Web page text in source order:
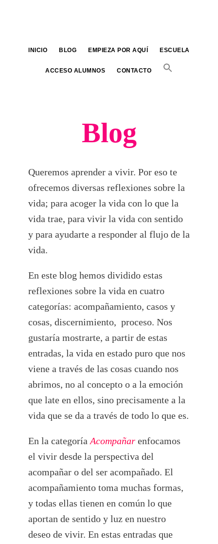
INICIO BLOG EMPIEZA POR AQUÍ ESCUELA
ACCESO ALUMNOS CONTACTO
Blog
Queremos aprender a vivir. Por eso te
ofrecemos diversas reflexiones sobre la
vida; para acoger la vida con lo que la
vida trae, para vivir la vida con sentido
y para ayudarte a responder al flujo de la
vida.
En este blog hemos dividido estas
reflexiones sobre la vida en cuatro
categorías: acompañamiento, casos y
cosas, discernimiento, proceso. Nos
gustaría mostrarte, a partir de estas
entradas, la vida en estado puro que nos
viene a través de las cosas cuando nos
abrimos, no al concepto o a la emoción
que late en ellos, sino precisamente a la
vida que se da a través de todo lo que es.
En la categoría Acompañar enfocamos
el vivir desde la perspectiva del
acompañar o del ser acompañado. El
acompañamiento toma muchas formas,
y todas ellas tienen en común lo que
aportan de sentido y luz en nuestro
deseo de vivir. En estas entradas que